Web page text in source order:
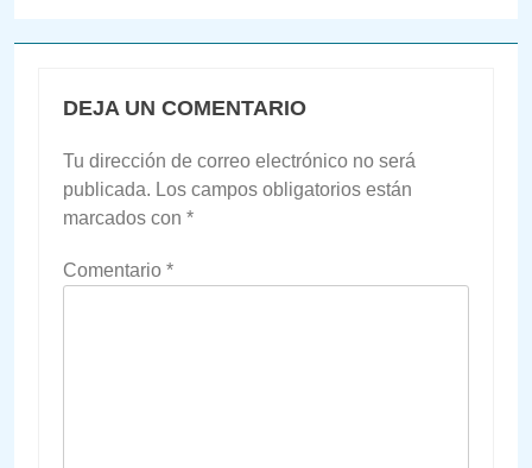
DEJA UN COMENTARIO
Tu dirección de correo electrónico no será
publicada. Los campos obligatorios están
marcados con *
Comentario *